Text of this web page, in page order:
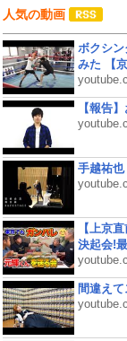
人気の動画
ボクシ
みた 【
【報告
手越祐
【上京
決起会!
間違えて